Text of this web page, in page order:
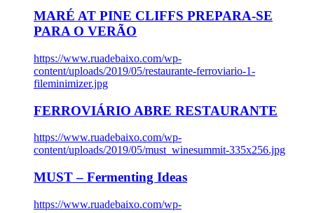
MARÉ AT PINE CLIFFS PREPARA-SE
PARA O VERÃO
https://www.ruadebaixo.com/wp-
content/uploads/2019/05/restaurante-ferroviario-1-
fileminimizer.jpg
FERROVIÁRIO ABRE RESTAURANTE
https://www.ruadebaixo.com/wp-
content/uploads/2019/05/must_winesummit-335x256.jpg
MUST – Fermenting Ideas
https://www.ruadebaixo.com/wp-